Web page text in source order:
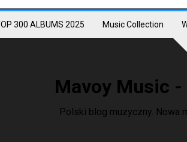
300 ALBUMS 2025 Music Collection
Mavoy Music
Polski blog muzyczny. Nowa